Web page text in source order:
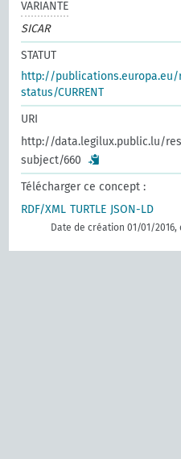
VARIANTE
SICAR
STATUT
http://
status/CURRENT
URI
http://data.legilux.public.lu/
subject/660
Télécharger ce concept :
RDF/XML TURTLE JSON-LD
Date de création 01/01/